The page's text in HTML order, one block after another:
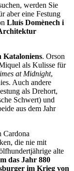
werden Sie
aber eine Festung
Lluís Domènech i
Kataloniens. Orson
als Kulisse für
at Midnight,
Auch andere
als Drehort,
Schwert) und
aus dem Jahr
Cardona
die nie mit
alte
das Jahr 880
im Krieg von